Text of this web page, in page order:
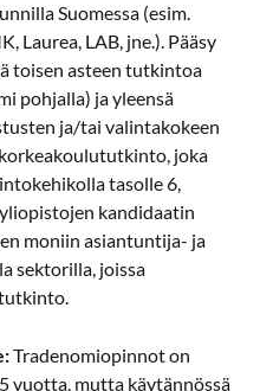
Suomessa (esim.
Laurea, LAB, jne.). Pääsy
toisen asteen tutkintoa
pohjalla) ja yleensä
ja/tai valintakokeen
joka
tasolle 6,
kandidaatin
moniin asiantuntija- ja
sektorilla, joissa
Tradenomiopinnot on
vuotta, mutta käytännössä